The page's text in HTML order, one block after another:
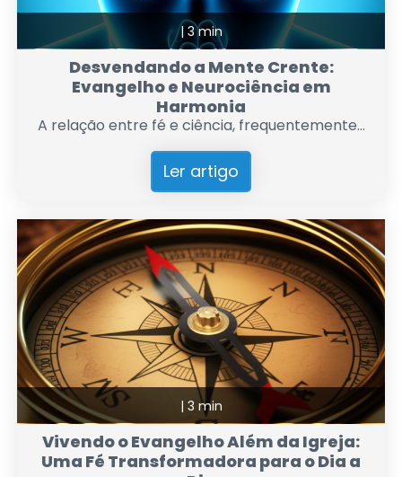
|3 min
Desvendando a Mente Crente:
Evangelho e Neurociência em
Harmonia
A relação entre fé e ciência, frequentemente...
Ler artigo
| 3 min
Vivendo o Evangelho Além da Igreja:
Uma Fé Transformadora para o Dia a